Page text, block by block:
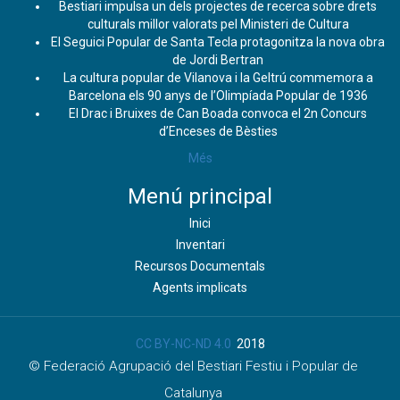
Bestiari impulsa un dels projectes de recerca sobre drets
culturals millor valorats pel Ministeri de Cultura
El Seguici Popular de Santa Tecla protagonitza la nova obra
de Jordi Bertran
La cultura popular de Vilanova i la Geltrú commemora a
Barcelona els 90 anys de l’Olimpíada Popular de 1936
El Drac i Bruixes de Can Boada convoca el 2n Concurs
d’Enceses de Bèsties
Més
Menú principal
Inici
Inventari
Recursos Documentals
Agents implicats
CC BY-NC-ND 4.0 2018
© Federació Agrupació del Bestiari Festiu i Popular de
Catalunya